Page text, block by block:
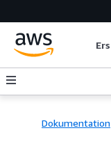
Dokumentation